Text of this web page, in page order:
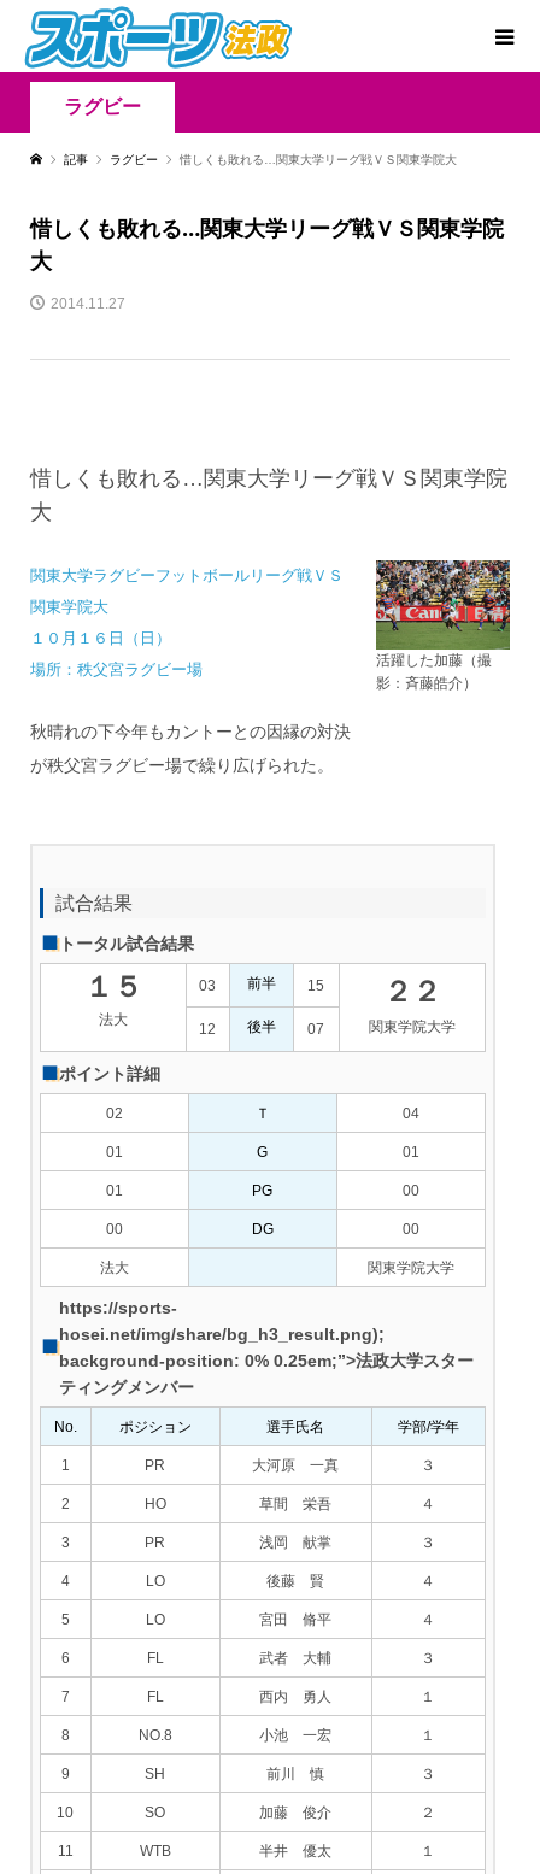
ラグビー
記事 ラグビー 惜しくも敗れる…関東大学リーグ戦ＶＳ関東学院大
惜しくも敗れる…関東大学リーグ戦ＶＳ関東学院
大
2014.11.27
惜しくも敗れる…関東大学リーグ戦ＶＳ関東学院
大
関東大学ラグビーフットボールリーグ戦ＶＳ
関東学院大
１０月１６日（日）
場所：秩父宮ラグビー場
秋晴れの下今年もカントーとの因縁の対決
が秩父宮ラグビー場で繰り広げられた。
活躍した加藤（撮
影：斉藤皓介）
試合結果
トータル試合結果
１５
法大
03 前半 15 ２２
関東学院大学
12 後半 07
ポイント詳細
02 Ｔ 04
01 G 01
01 PG 00
00 DG 00
法大 関東学院大学
https://sports-
hosei.net/img/share/bg_h3_result.png);
background-position: 0% 0.25em;”>法政大学スター
ティングメンバー
No. ポジション 選手氏名 学部/学年
1 PR 大河原 一真 ３
2 HO 草間 栄吾 ４
3 PR 浅岡 献掌 ３
4 LO 後藤 賢 ４
5 LO 宮田 脩平 ４
6 FL 武者 大輔 ３
7 FL 西内 勇人 １
8 NO.8 小池 一宏 １
9 SH 前川 慎 ３
10 SO 加藤 俊介 ２
11 WTB 半井 優太 １